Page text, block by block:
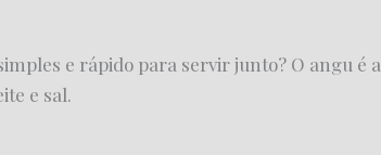
e rápido para servir junto? O angu é a
e sal.